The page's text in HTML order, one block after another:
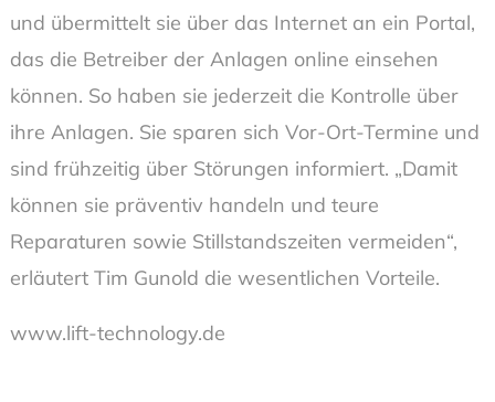
und übermittelt sie über das Internet an ein Portal,
das die Betreiber der Anlagen online einsehen
können. So haben sie jederzeit die Kontrolle über
ihre Anlagen. Sie sparen sich Vor-Ort-Termine und
sind frühzeitig über Störungen informiert. „Damit
können sie präventiv handeln und teure
Reparaturen sowie Stillstandszeiten vermeiden“,
erläutert Tim Gunold die wesentlichen Vorteile.
www.lift-technology.de